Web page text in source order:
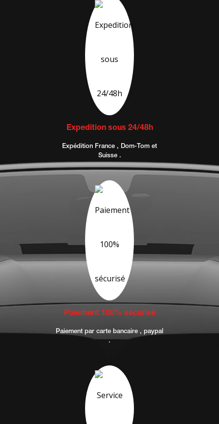
Expedition sous 24/48h
Expédition France , Dom-Tom et
Suisse .
Paiement 100% sécurisé
Paiement par carte bancaire , paypal
.